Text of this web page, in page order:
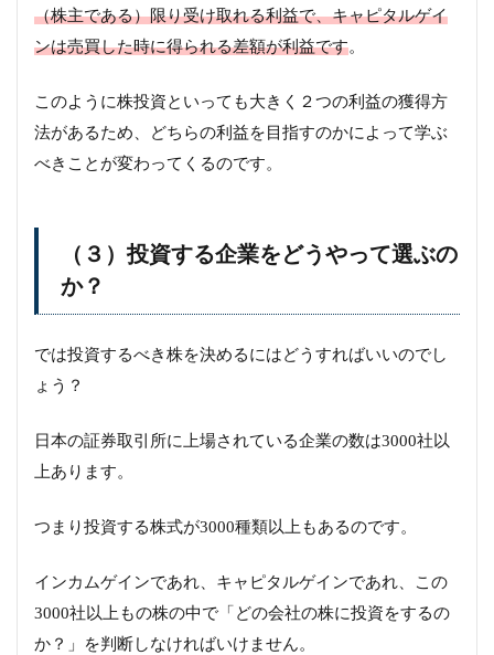
（株主である）限り受け取れる利益で、キャピタルゲイ
ンは売買した時に得られる差額が利益です。
このように株投資といっても大きく２つの利益の獲得方
法があるため、どちらの利益を目指すのかによって学ぶ
べきことが変わってくるのです。
（３）投資する企業をどうやって選ぶの
か？
では投資するべき株を決めるにはどうすればいいのでし
ょう？
日本の証券取引所に上場されている企業の数は3000社以
上あります。
つまり投資する株式が3000種類以上もあるのです。
インカムゲインであれ、キャピタルゲインであれ、この
3000社以上もの株の中で「どの会社の株に投資をするの
か？」を判断しなければいけません。